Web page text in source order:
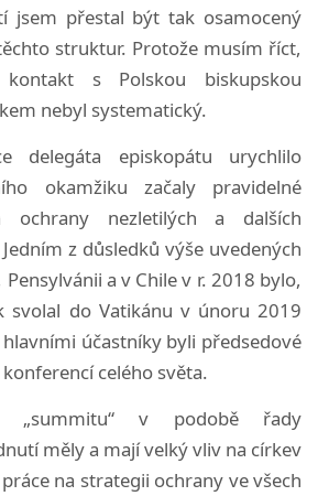
jsem přestal být tak osamocený
struktur. Protože musím říct,
s Polskou biskupskou
nebyl systematický.
delegáta episkopátu urychlilo
okamžiku začaly pravidelné
nezletilých a dalších
z důsledků výše uvedených
a v Chile v r. 2018 bylo,
svolal do Vatikánu v únoru 2019
účastníky byli předsedové
celého světa.
„summitu“ v podobě řady
měly a mají velký vliv na církev
na strategii ochrany ve všech